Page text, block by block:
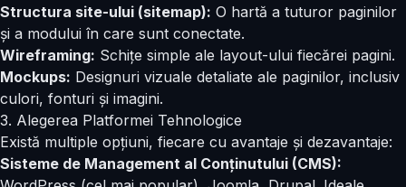
Structura site-ului (sitemap): O hartă a tuturor paginilor
și a modului în care sunt conectate.
Wireframing: Schițe simple ale layout-ului fiecărei pagini.
Mockups: Designuri vizuale detaliate ale paginilor, inclusiv
culori, fonturi și imagini.
3. Alegerea Platformei Tehnologice
Există multiple opțiuni, fiecare cu avantaje și dezavantaje:
Sisteme de Management al Conținutului (CMS):